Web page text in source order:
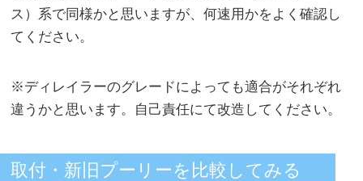
ス）系で同様かと思いますが、何速用かをよく確認し
てください。
※ディレイラーのグレードによっても適合がそれぞれ
違うかと思います。自己責任にて改造してください。
取付・新旧プーリーを比較してみる